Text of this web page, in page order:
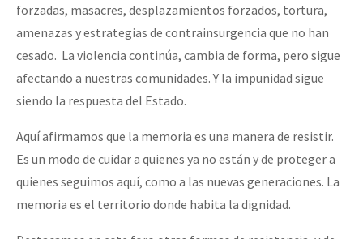
forzadas, masacres, desplazamientos forzados, tortura,
amenazas y estrategias de contrainsurgencia que no han
cesado. La violencia continúa, cambia de forma, pero sigue
afectando a nuestras comunidades. Y la impunidad sigue
siendo la respuesta del Estado.
Aquí afirmamos que la memoria es una manera de resistir.
Es un modo de cuidar a quienes ya no están y de proteger a
quienes seguimos aquí, como a las nuevas generaciones. La
memoria es el territorio donde habita la dignidad.